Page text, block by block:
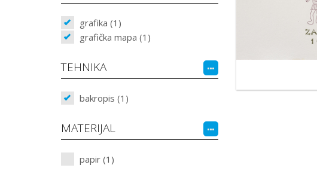
grafika (1)
grafička mapa (1)
TEHNIKA
bakropis (1)
MATERIJAL
papir (1)